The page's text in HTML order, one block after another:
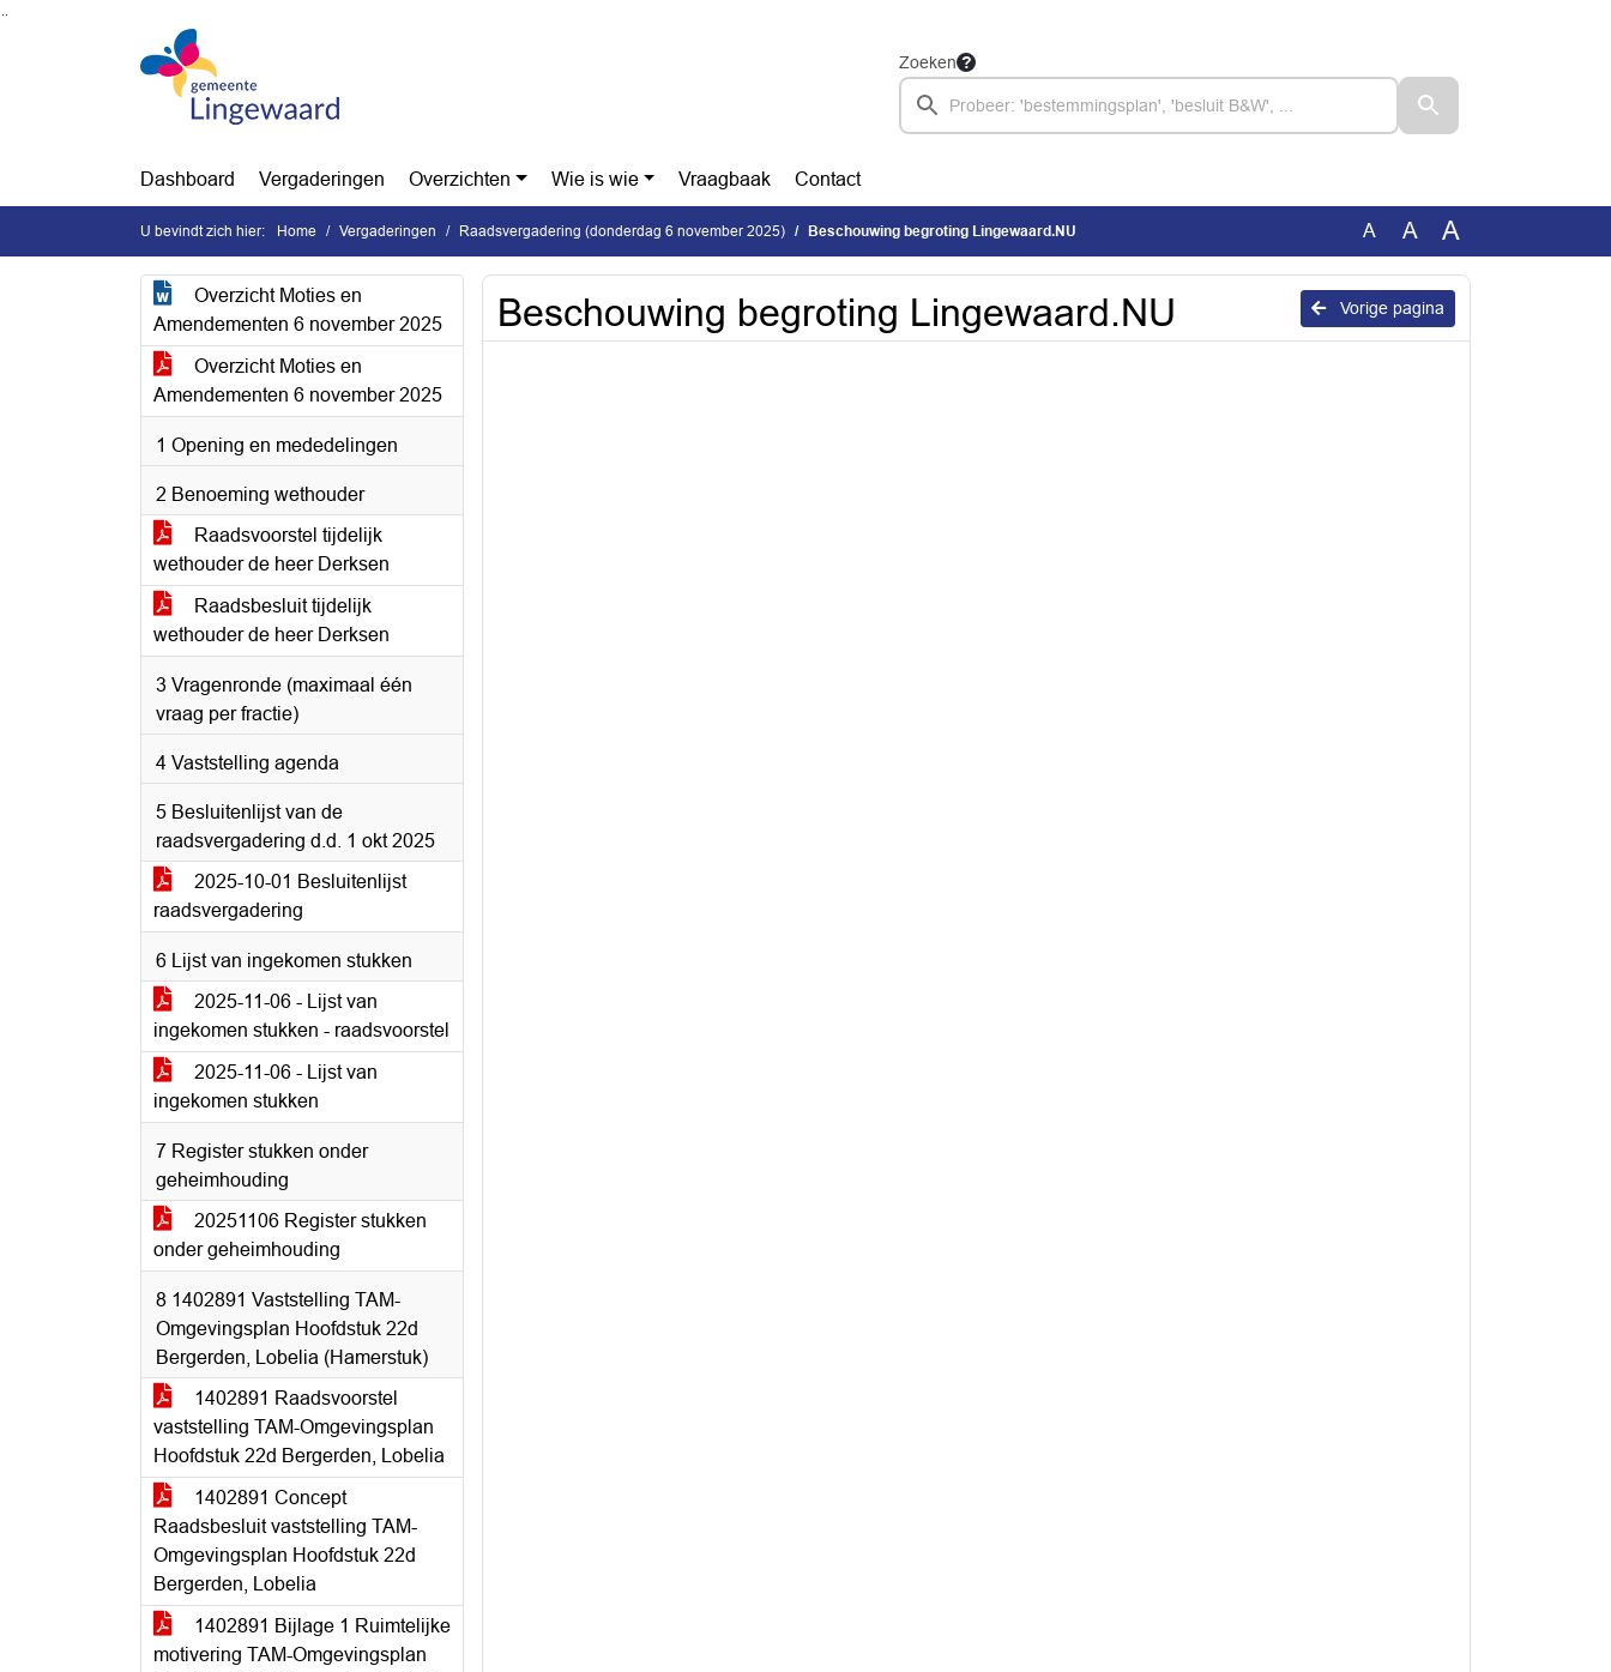
Ga naar de inhoud van deze pagina
Zoeken
Dashboard Vergaderingen Overzichten Wie is wie Vraagbaak Contact
U bevindt zich hier: Home Vergaderingen Raadsvergadering (donderdag 6 november 2025) Beschouwing begroting Lingewaard.NU A A A
Overzicht Moties en
Amendementen 6 november 2025
Overzicht Moties en
Amendementen 6 november 2025
1 Opening en mededelingen
2 Benoeming wethouder
Raadsvoorstel tijdelijk
wethouder de heer Derksen
Raadsbesluit tijdelijk
wethouder de heer Derksen
3 Vragenronde (maximaal één
vraag per fractie)
4 Vaststelling agenda
5 Besluitenlijst van de
raadsvergadering d.d. 1 okt 2025
2025-10-01 Besluitenlijst
raadsvergadering
6 Lijst van ingekomen stukken
2025-11-06 - Lijst van
ingekomen stukken - raadsvoorstel
2025-11-06 - Lijst van
ingekomen stukken
7 Register stukken onder
geheimhouding
20251106 Register stukken
onder geheimhouding
8 1402891 Vaststelling TAM-
Omgevingsplan Hoofdstuk 22d
Bergerden, Lobelia (Hamerstuk)
1402891 Raadsvoorstel
vaststelling TAM-Omgevingsplan
Hoofdstuk 22d Bergerden, Lobelia
1402891 Concept
Raadsbesluit vaststelling TAM-
Omgevingsplan Hoofdstuk 22d
Bergerden, Lobelia
1402891 Bijlage 1 Ruimtelijke
motivering TAM-Omgevingsplan
Vorige pagina
Beschouwing begroting Lingewaard.NU